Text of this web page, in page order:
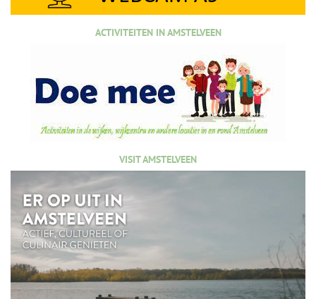
ACTIVITEITEN IN AMSTELVEEN
VISIT AMSTELVEEN